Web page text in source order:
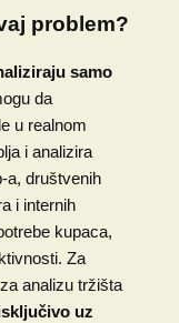
problem?
samo
da
u realnom
i analizira
a, društvenih
i internih
kupaca,
Za
analizu tržišta
uz